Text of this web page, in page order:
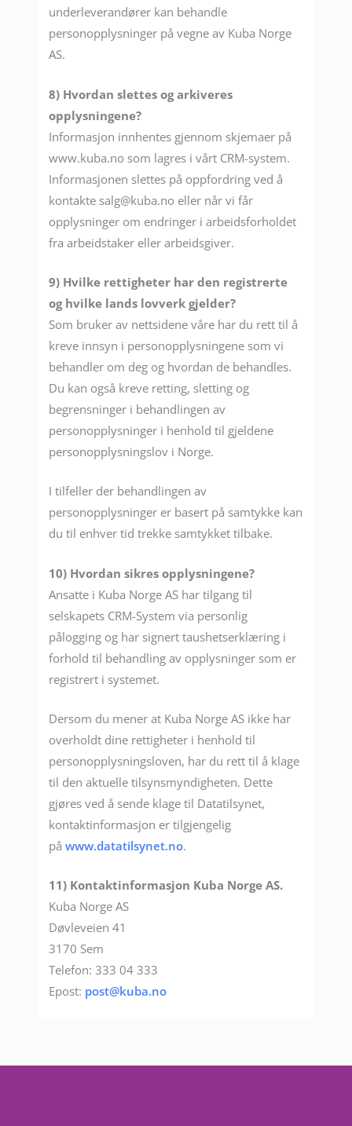
underleverandører kan behandle
personopplysninger på vegne av Kuba Norge
AS.
8) Hvordan slettes og arkiveres
opplysningene?
Informasjon innhentes gjennom skjemaer på
www.kuba.no som lagres i vårt CRM-system.
Informasjonen slettes på oppfordring ved å
kontakte salg@kuba.no eller når vi får
opplysninger om endringer i arbeidsforholdet
fra arbeidstaker eller arbeidsgiver.
9) Hvilke rettigheter har den registrerte
og hvilke lands lovverk gjelder?
Som bruker av nettsidene våre har du rett til å
kreve innsyn i personopplysningene som vi
behandler om deg og hvordan de behandles.
Du kan også kreve retting, sletting og
begrensninger i behandlingen av
personopplysninger i henhold til gjeldene
personopplysningslov i Norge.
I tilfeller der behandlingen av
personopplysninger er basert på samtykke kan
du til enhver tid trekke samtykket tilbake.
10) Hvordan sikres opplysningene?
Ansatte i Kuba Norge AS har tilgang til
selskapets CRM-System via personlig
pålogging og har signert taushetserklæring i
forhold til behandling av opplysninger som er
registrert i systemet.
Dersom du mener at Kuba Norge AS ikke har
overholdt dine rettigheter i henhold til
personopplysningsloven, har du rett til å klage
til den aktuelle tilsynsmyndigheten. Dette
gjøres ved å sende klage til Datatilsynet,
kontaktinformasjon er tilgjengelig
påwww.datatilsynet.no.
11) Kontaktinformasjon Kuba Norge AS.
Kuba Norge AS
Døvleveien 41
3170 Sem
Telefon: 333 04 333
Epost: post@kuba.no